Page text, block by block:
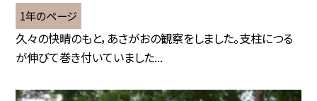
1年のページ
久々の快晴のもと，あさがおの観察をしました。支柱につる
が伸びて巻き付いていました...